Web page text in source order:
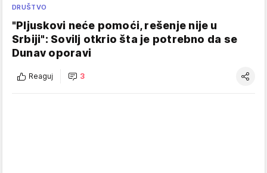
DRUŠTVO
"Pljuskovi neće pomoći, rešenje nije u
Srbiji": Sovilj otkrio šta je potrebno da se
Dunav oporavi
Reaguj 3